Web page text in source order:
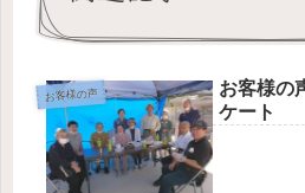
お客様の声
お客様の
ケート